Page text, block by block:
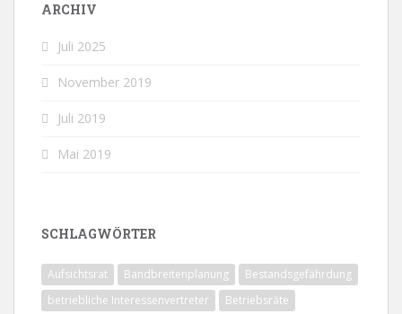
ARCHIV
Juli 2025
November 2019
Juli 2019
Mai 2019
SCHLAGWÖRTER
Aufsichtsrat Bandbreitenplanung
Bestandsgefährdung
betriebliche Interessenvertreter
Betriebsräte